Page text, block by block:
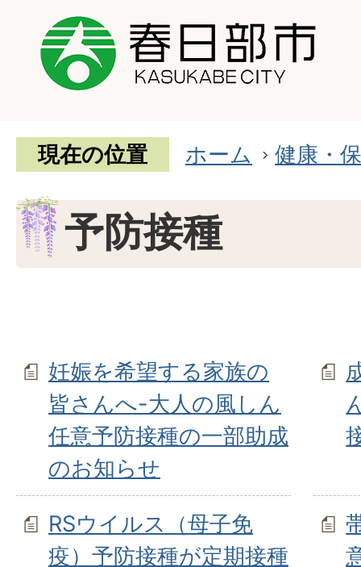
現在の位置 ホーム 健康・
予防接種
妊娠を希望する家族の
皆さんへ-大人の風しん
任意予防接種の一部助成
のお知らせ
RSウイルス（母子免
疫）予防接種が定期接種